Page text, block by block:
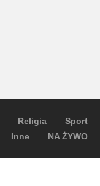
Religia
Sport
Inne NA ŻYWO